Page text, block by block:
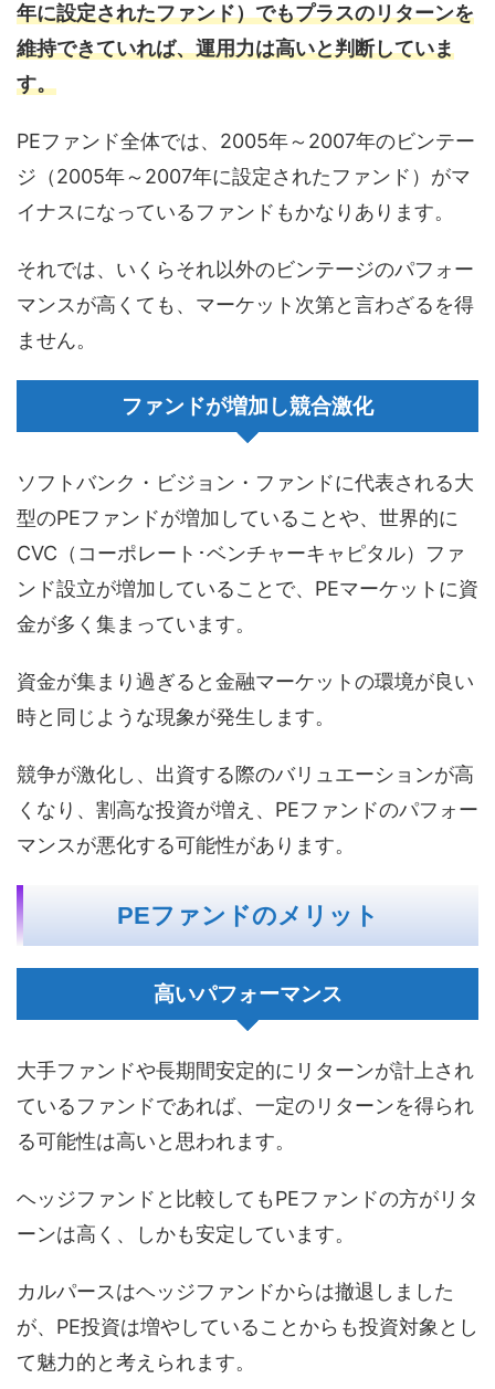
年に設定されたファンド）でもプラスのリターンを
維持できていれば、運用力は高いと判断していま
す。
PEファンド全体では、2005年～2007年のビンテー
ジ（2005年～2007年に設定されたファンド）がマ
イナスになっているファンドもかなりあります。
それでは、いくらそれ以外のビンテージのパフォー
マンスが高くても、マーケット次第と言わざるを得
ません。
ファンドが増加し競合激化
ソフトバンク・ビジョン・ファンドに代表される大
型のPEファンドが増加していることや、世界的に
CVC（コーポレート･ベンチャーキャピタル）ファ
ンド設立が増加していることで、PEマーケットに資
金が多く集まっています。
資金が集まり過ぎると金融マーケットの環境が良い
時と同じような現象が発生します。
競争が激化し、出資する際のバリュエーションが高
くなり、割高な投資が増え、PEファンドのパフォー
マンスが悪化する可能性があります。
PEファンドのメリット
高いパフォーマンス
大手ファンドや長期間安定的にリターンが計上され
ているファンドであれば、一定のリターンを得られ
る可能性は高いと思われます。
ヘッジファンドと比較してもPEファンドの方がリタ
ーンは高く、しかも安定しています。
カルパースはヘッジファンドからは撤退しました
が、PE投資は増やしていることからも投資対象とし
て魅力的と考えられます。